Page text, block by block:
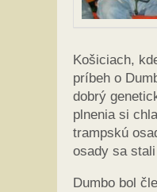
Košiciach,
príbeh o
dobrý
plnenia si
trampskú
osady sa
Dumbo bol